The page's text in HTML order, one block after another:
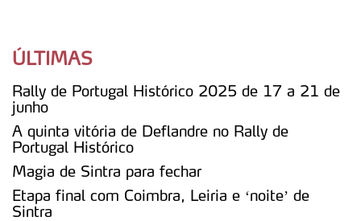
ÚLTIMAS
Rally de Portugal Histórico 2025 de 17 a 21 de
junho
A quinta vitória de Deflandre no Rally de
Portugal Histórico
Magia de Sintra para fechar
Etapa final com Coimbra, Leiria e ‘noite’ de
Sintra